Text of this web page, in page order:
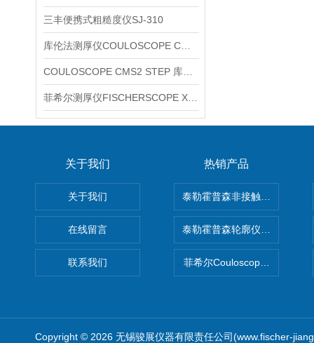
三丰便携式粗糙度仪SJ-310
关于我们
关于我们
在线留言
联系我们
热销产品
泰勒霍普森非接触式轮廓仪
泰勒霍普森轮廓仪|TAYLOR
菲希尔Couloscope CMS2电
Copyright © 2026 无锡骏展仪器有限责任公司(www.fischer-